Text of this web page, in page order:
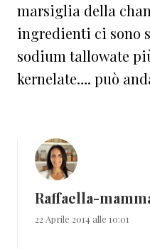
marsiglia della
ingredienti ci sono
sodium tallowate
kernelate…. può
Raffaella-
22 Aprile 2014 alle 10:01